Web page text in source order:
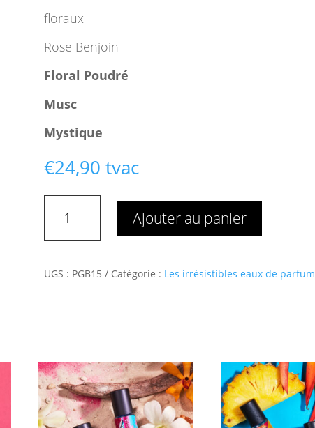
floraux
Rose Benjoin
Floral Poudré
Musc
Mystique
€24,90 tvac
Ajouter au panier
UGS : PGB15 Catégorie : Les irrésistibles eaux de parfum